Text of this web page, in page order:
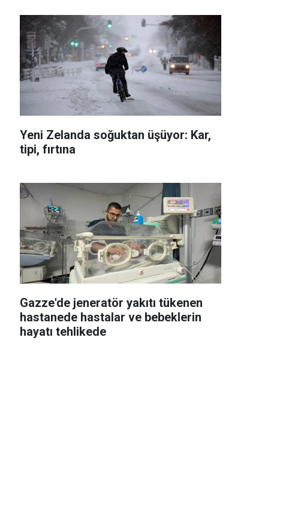
Yeni Zelanda soğuktan üşüyor: Kar,
tipi, fırtına
Gazze'de jeneratör yakıtı tükenen
hastanede hastalar ve bebeklerin
hayatı tehlikede